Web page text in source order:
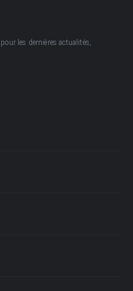
les dernières actualités,